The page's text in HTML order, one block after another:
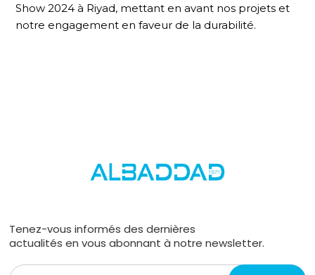
Show 2024 à Riyad, mettant en avant nos projets et
notre engagement en faveur de la durabilité.
Tenez-vous informés des dernières
actualités en vous abonnant à notre newsletter.